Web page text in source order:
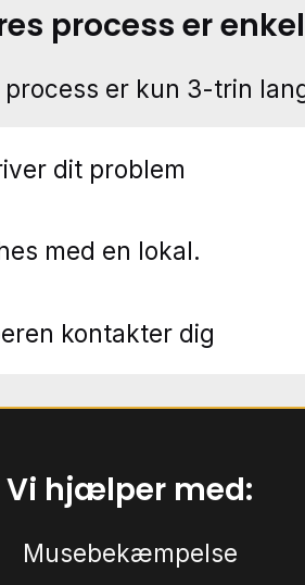
process er enkel
process er kun 3-trin
dit problem
med en lokal.
kontakter dig
Vi hjælper med:
Musebekæmpelse